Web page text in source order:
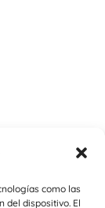
como las
del dispositivo. El